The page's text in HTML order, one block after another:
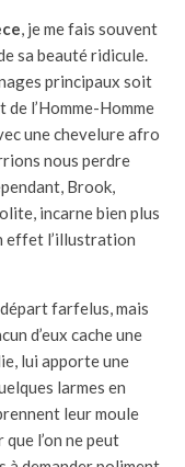
, je me fais souvent
sa beauté ridicule.
principaux soit
l’Homme-Homme
une chevelure afro
nous perdre
Brook,
incarne bien plus
effet l’illustration
farfelus, mais
d’eux cache une
lui apporte une
larmes en
leur moule
l’on ne peut